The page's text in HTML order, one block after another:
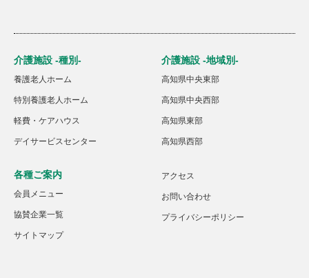
介護施設 -種別-
養護老人ホーム
特別養護老人ホーム
軽費・ケアハウス
デイサービスセンター
介護施設 -地域別-
高知県中央東部
高知県中央西部
高知県東部
高知県西部
各種ご案内
会員メニュー
協賛企業一覧
サイトマップ
アクセス
お問い合わせ
プライバシーポリシー